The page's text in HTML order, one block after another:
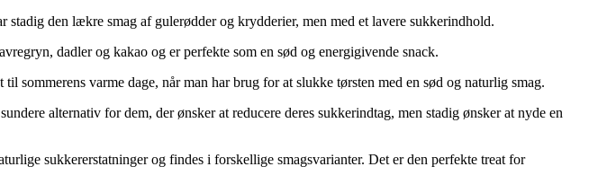
den lækre smag af gulerødder og krydderier, men med et lavere sukkerindhold.
dadler og kakao og er perfekte som en sød og energigivende snack.
varme dage, når man har brug for at slukke tørsten med en sød og naturlig smag.
alternativ for dem, der ønsker at reducere deres sukkerindtag, men stadig ønsker at nyde en
sukkererstatninger og findes i forskellige smagsvarianter. Det er den perfekte treat for